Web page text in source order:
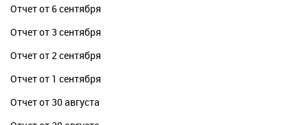
Отчет от 6 сентября
Отчет от 3 сентября
Отчет от 2 сентября
Отчет от 1 сентября
Отчет от 30 августа